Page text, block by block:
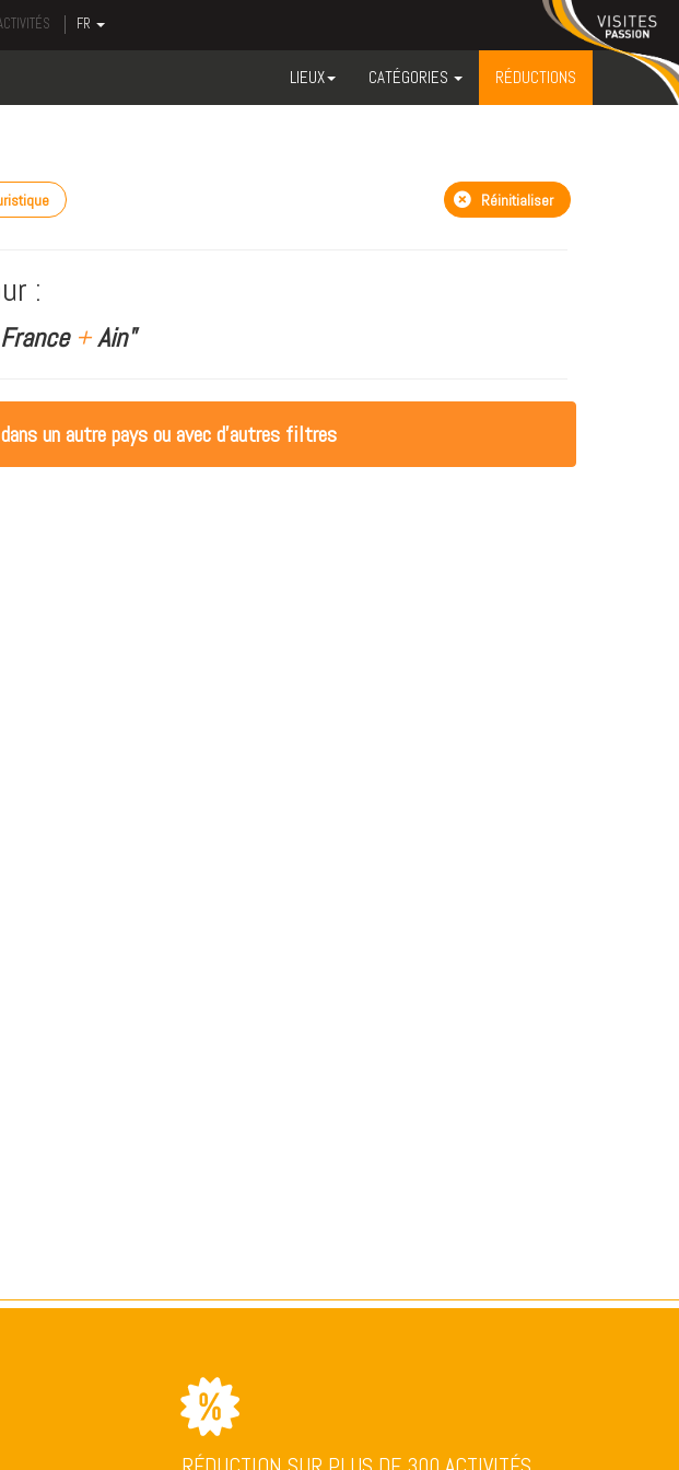
FR
LIEUX CATÉGORIES RÉDUCTIONS
Réinitialiser
:
+Ain"
un autre pays ou avec d'autres filtres